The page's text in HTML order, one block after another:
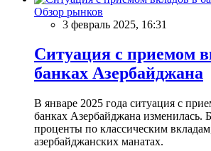
Обзор рынков
3 февраль 2025, 16:31
Ситуация с приемом
банках Азербайджана
В январе 2025 года ситуация с
банках Азербайджана изменилась.
проценты по классическим
азербайджанских манатах.